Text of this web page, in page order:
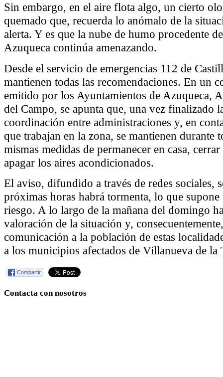
Sin embargo, en el aire flota algo, un cierto
quemado que, recuerda lo anómalo de la
alerta. Y es que la nube de humo procedente
Azuqueca continúa amenazando.
Desde el servicio de emergencias 112 de
mantienen todas las recomendaciones. En un
emitido por los Ayuntamientos de Azuqueca,
del Campo, se apunta que, una vez finalizado
coordinación entre administraciones y, en
que trabajan en la zona, se mantienen durante
mismas medidas de permanecer en casa,
apagar los aires acondicionados.
El aviso, difundido a través de redes sociales,
próximas horas habrá tormenta, lo que
riesgo. A lo largo de la mañana del domingo
valoración de la situación y,
comunicación a la población de estas
a los municipios afectados de Villanueva de la
Compartir
Contacta con nosotros